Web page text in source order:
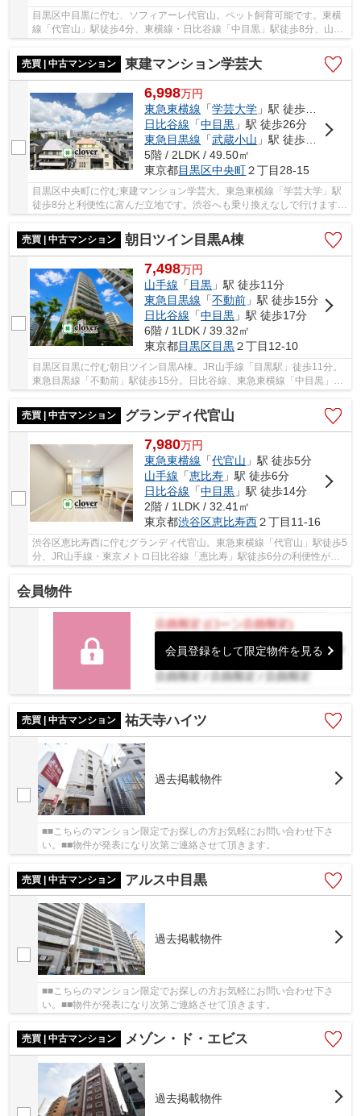
目黒区中目黒に佇む、ソフィアーレ代官山。ペット飼育可能です。東横
線「代官山」駅徒歩4分、東横線・日比谷線「中目黒」駅徒歩8分、山手
売買 | 中古マンション
東建マンション学芸大
6,998万円
東急東横線 「学芸大学 」駅 徒歩8分
日比谷線 「中目黒 」駅 徒歩26分
東急目黒線 「武蔵小山 」駅 徒歩27分
5階 / 2LDK / 49.50㎡
東京都目黒区中央町２丁目28-15
目黒区中央町に佇む東建マンション学芸大。東急東横線「学芸大学」駅
徒歩8分と利便性に富んだ立地です。渋谷へも乗り換えなしで行けます。
売買 | 中古マンション
朝日ツイン目黒A棟
7,498万円
山手線 「 目黒 」駅 徒歩11分
東急目黒線 「不動前 」駅 徒歩15分
日比谷線 「中目黒 」駅 徒歩17分
6階 / 1LDK / 39.32㎡
東京都目黒区目黒２丁目12-10
目黒区目黒に佇む朝日ツイン目黒A棟。JR山手線「目黒駅」徒歩11分。
東急目黒線「不動前」駅徒歩15分。日比谷線、東急東横線「中目黒」駅
売買 | 中古マンション
グランディ代官山
7,980万円
東急東横線 「代官山 」駅 徒歩5分
山手線 「恵比寿 」駅 徒歩6分
日比谷線 「中目黒 」駅 徒歩14分
2階 / 1LDK / 32.41㎡
東京都渋谷区恵比寿西２丁目11-16
渋谷区恵比寿西に佇むグランディ代官山。東急東横線「代官山」駅徒歩5
分、JR山手線・東京メトロ日比谷線「恵比寿」駅徒歩6分の利便性が魅
会員物件
会員登録をして限定物件を見る
売買 | 中古マンション 祐天寺ハイツ
過去掲載物件
■■こちらのマンション限定でお探しの方お気軽にお問い合わせ下さ
い。■■物件が発表になり次第ご連絡させて頂きます。
売買 | 中古マンション アルス中目黒
過去掲載物件
■■こちらのマンション限定でお探しの方お気軽にお問い合わせ下さ
い。■■物件が発表になり次第ご連絡させて頂きます。
売買 | 中古マンション メゾン・ド・エビス
過去掲載物件